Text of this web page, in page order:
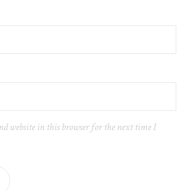
website in this browser for the next time I